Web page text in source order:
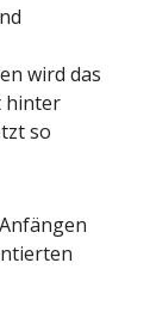
wird das
hinter
so